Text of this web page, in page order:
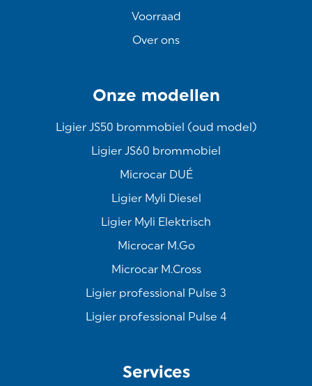
Voorraad
Over ons
Onze modellen
Ligier JS50 brommobiel (oud model)
Ligier JS60 brommobiel
Microcar DUÉ
Ligier Myli Diesel
Ligier Myli Elektrisch
Microcar M.Go
Microcar M.Cross
Ligier professional Pulse 3
Ligier professional Pulse 4
Services